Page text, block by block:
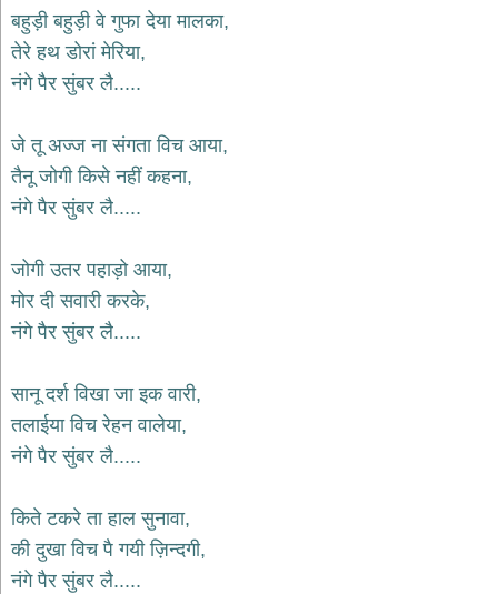
durga
bhajans
गणेश
भजन
राम
भजन
raam
गुरुदेव
भजन
gurudev
bhajans
भजन
miscellaneous
bhajans
विष्णु
bhajans
बाबा
बालक
बहुड़ी बहुड़ी वे गुफा देया मालका,
तेरे हथ डोरां मेरिया,
नंगे पैर सुंबर लै.....
जे तू अज्ज ना संगता विच आया,
तैनू जोगी किसे नहीं कहना,
नंगे पैर सुंबर लै.....
जोगी उतर पहाड़ो आया,
मोर दी सवारी करके,
नंगे पैर सुंबर लै.....
सानू दर्श विखा जा इक वारी,
तलाईया विच रेहन वालेया,
नंगे पैर सुंबर लै.....
किते टकरे ता हाल सुनावा,
की दुखा विच पै गयी ज़िन्दगी,
नंगे पैर सुंबर लै.....